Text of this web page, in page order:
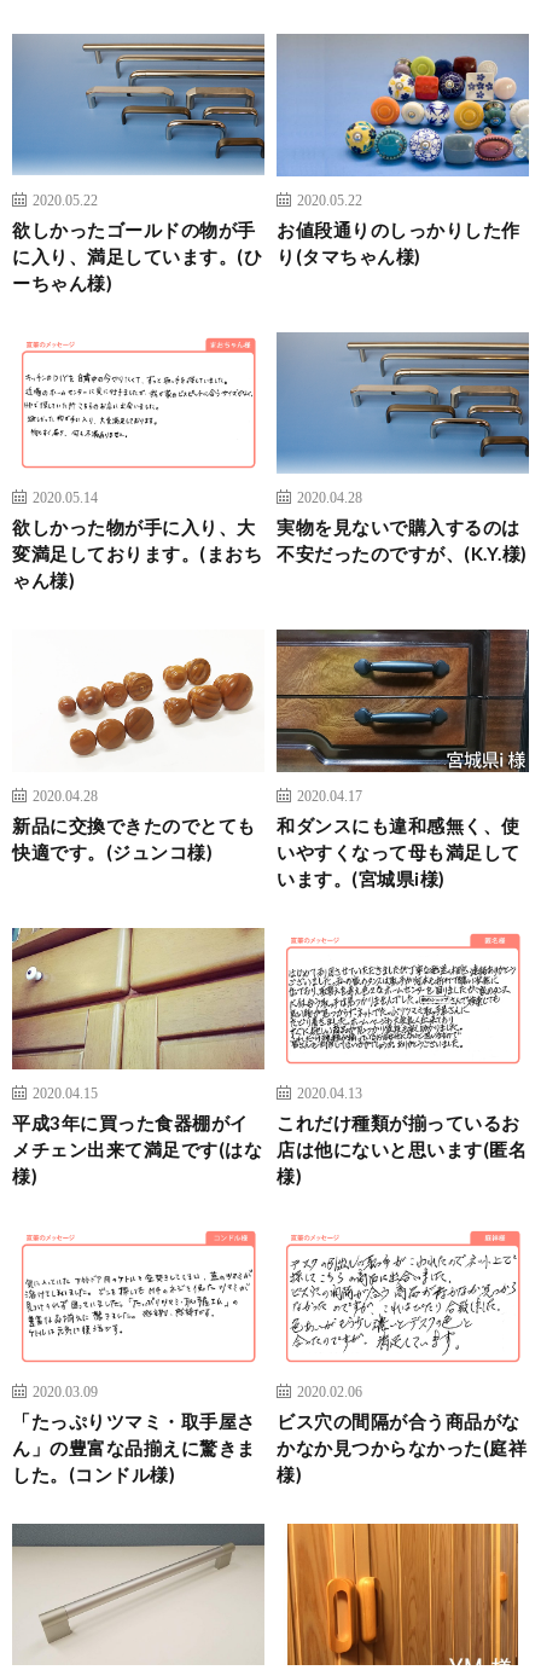
2020.05.22
欲しかったゴールドの物が手
に入り、満足しています。(ひ
ーちゃん様)
2020.05.22
お値段通りのしっかりした作
り(タマちゃん様)
2020.05.14
欲しかった物が手に入り、大
変満足しております。(まおち
ゃん様)
2020.04.28
実物を見ないで購入するのは
不安だったのですが、(K.Y.様)
2020.04.28
新品に交換できたのでとても
快適です。(ジュンコ様)
2020.04.17
和ダンスにも違和感無く、使
いやすくなって母も満足して
います。(宮城県i様)
2020.04.15
平成3年に買った食器棚がイ
メチェン出来て満足です(はな
様)
2020.04.13
これだけ種類が揃っているお
店は他にないと思います(匿名
様)
2020.03.09
「たっぷりツマミ・取手屋さ
ん」の豊富な品揃えに驚きま
した。(コンドル様)
2020.02.06
ビス穴の間隔が合う商品がな
かなか見つからなかった(庭祥
様)